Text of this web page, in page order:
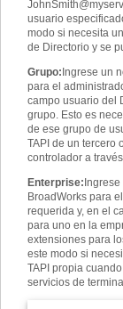
usuario
modo si necesita
de Directorio y se
Grupo:Ingrese un
para el
campo usuario del
grupo. Esto es
de ese grupo de
TAPI de un tercero
controlador a
Enterprise:
BroadWorks para
requerida y, en el
para uno en la
extensiones para
este modo si
TAPI propia
servicios de